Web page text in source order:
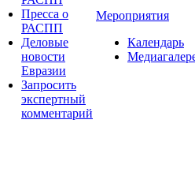
Пресса о
РАСПП
Деловые
новости
Евразии
Запросить
экспертный
комментарий
Мероприятия
Календарь